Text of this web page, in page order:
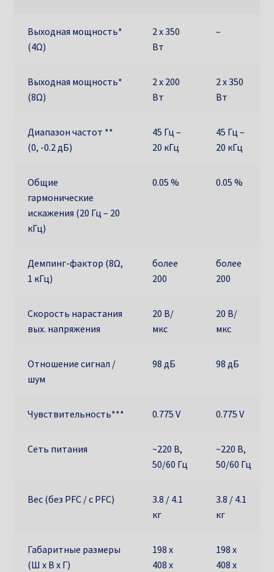
Выходная мощность*
(4Ω)
2 х 350
Вт
–
Выходная мощность*
(8Ω)
2 х 200
Вт
2 х 350
Вт
Диапазон частот **
(0, -0.2 дБ)
45 Гц –
20 кГц
45 Гц –
20 кГц
Общие
гармонические
искажения (20 Гц – 20
кГц)
0.05 % 0.05 %
Демпинг-фактор (8Ω,
1 кГц)
более
200
более
200
Скорость нарастания
вых. напряжения
20 В/
мкс
20 В/
мкс
Отношение сигнал /
шум
98 дБ 98 дБ
Чувствительность*** 0.775 V 0.775 V
Сеть питания
~220 В,
50/60 Гц
~220 В,
50/60 Гц
Вес (без PFC / с PFC)
3.8 / 4.1
кг
3.8 / 4.1
кг
Габаритные размеры
(Ш х В х Г)
198 х
408 х
198 х
408 х